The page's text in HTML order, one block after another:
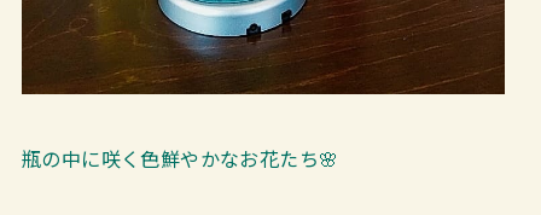
瓶の中に咲く色鮮やかなお花たち🌸